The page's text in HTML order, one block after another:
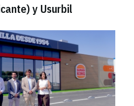
y Usurbil